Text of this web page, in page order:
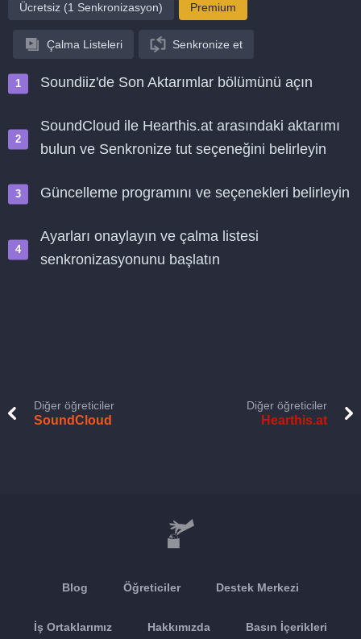
Ücretsiz (1 Senkronizasyon) Premium
Çalma Listeleri Senkronize et
Soundiiz'de Son Aktarımlar bölümünü açın
SoundCloud ile Hearthis.at arasındaki aktarımı
bulun ve Senkronize tut seçeneğini belirleyin
Güncelleme programını ve seçenekleri belirleyin
Ayarları onaylayın ve çalma listesi
senkronizasyonunu başlatın
Diğer öğreticiler
SoundCloud
Diğer öğreticiler
Hearthis.at
Blog Öğreticiler Destek Merkezi
İş Ortaklarımız Hakkımızda Basın İçerikleri